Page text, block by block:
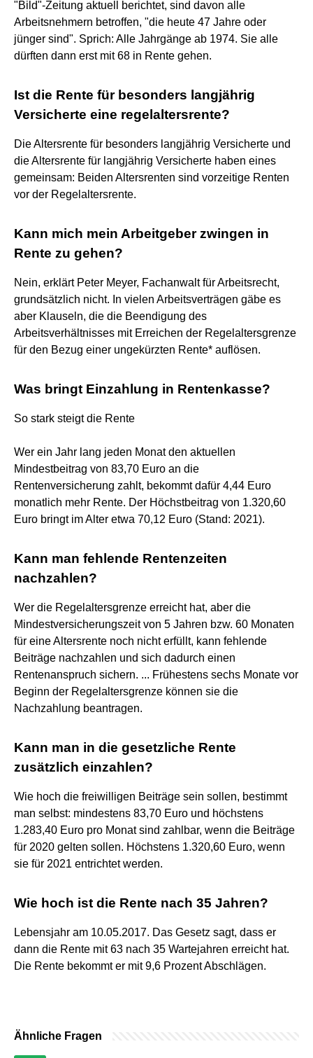
"Bild"-Zeitung aktuell berichtet, sind davon alle
Arbeitsnehmern betroffen, "die heute 47 Jahre oder
jünger sind". Sprich: Alle Jahrgänge ab 1974. Sie alle
dürften dann erst mit 68 in Rente gehen.
Ist die Rente für besonders langjährig
Versicherte eine regelaltersrente?
Die Altersrente für besonders langjährig Versicherte und
die Altersrente für langjährig Versicherte haben eines
gemeinsam: Beiden Altersrenten sind vorzeitige Renten
vor der Regelaltersrente.
Kann mich mein Arbeitgeber zwingen in
Rente zu gehen?
Nein, erklärt Peter Meyer, Fachanwalt für Arbeitsrecht,
grundsätzlich nicht. In vielen Arbeitsverträgen gäbe es
aber Klauseln, die die Beendigung des
Arbeitsverhältnisses mit Erreichen der Regelaltersgrenze
für den Bezug einer ungekürzten Rente* auflösen.
Was bringt Einzahlung in Rentenkasse?
So stark steigt die Rente
Wer ein Jahr lang jeden Monat den aktuellen
Mindestbeitrag von 83,70 Euro an die
Rentenversicherung zahlt, bekommt dafür 4,44 Euro
monatlich mehr Rente. Der Höchstbeitrag von 1.320,60
Euro bringt im Alter etwa 70,12 Euro (Stand: 2021).
Kann man fehlende Rentenzeiten
nachzahlen?
Wer die Regelaltersgrenze erreicht hat, aber die
Mindestversicherungszeit von 5 Jahren bzw. 60 Monaten
für eine Altersrente noch nicht erfüllt, kann fehlende
Beiträge nachzahlen und sich dadurch einen
Rentenanspruch sichern. ... Frühestens sechs Monate vor
Beginn der Regelaltersgrenze können sie die
Nachzahlung beantragen.
Kann man in die gesetzliche Rente
zusätzlich einzahlen?
Wie hoch die freiwilligen Beiträge sein sollen, bestimmt
man selbst: mindestens 83,70 Euro und höchstens
1.283,40 Euro pro Monat sind zahlbar, wenn die Beiträge
für 2020 gelten sollen. Höchstens 1.320,60 Euro, wenn
sie für 2021 entrichtet werden.
Wie hoch ist die Rente nach 35 Jahren?
Lebensjahr am 10.05.2017. Das Gesetz sagt, dass er
dann die Rente mit 63 nach 35 Wartejahren erreicht hat.
Die Rente bekommt er mit 9,6 Prozent Abschlägen.
Ähnliche Fragen